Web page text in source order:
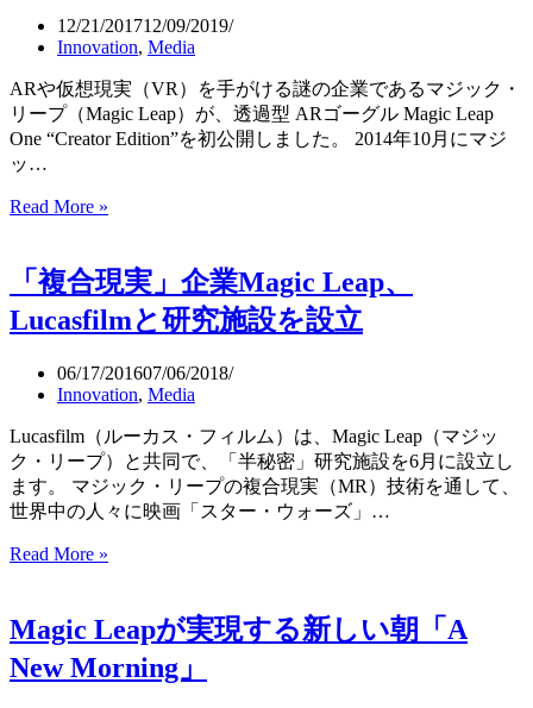
売
権
を
AT
＆
T
億
で
獲
得
12/21/201712/09/2019
Innovation, Media
ARや仮想現実（VR）を手がける謎の企業であるマジック・
リープ（Magic Leap）が、透過型 ARゴーグル Magic Leap
One “Creator Edition”を初公開しました。 2014年10月にマジ
ッ…
Read More »
AR
ゴ
ー
ル
Magic
One
初
公
開
年
「複合現実」企業Magic Leap、
Lucasfilmと研究施設を設立
06/17/201607/06/2018
Innovation, Media
Lucasfilm（ルーカス・フィルム）は、Magic Leap（マジッ
ク・リープ）と共同で、「半秘密」研究施設を6月に設立し
ます。 マジック・リープの複合現実（MR）技術を通して、
世界中の人々に映画「スター・ウォーズ」…
Read More »
実」
業
Magic Leapが実現する新しい朝「A
New Morning」